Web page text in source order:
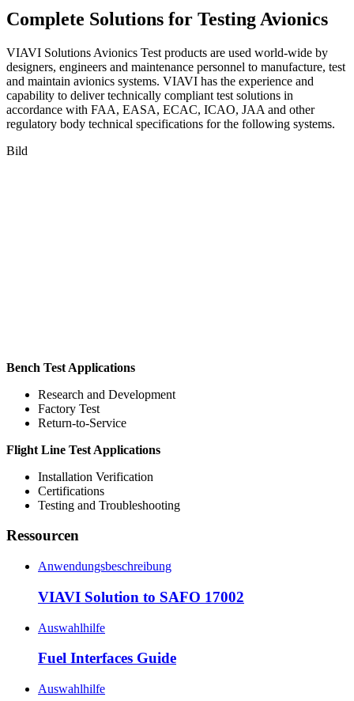
Complete Solutions for Testing Avionics
VIAVI Solutions Avionics Test products are used world-wide by
designers, engineers and maintenance personnel to manufacture, test
and maintain avionics systems. VIAVI has the experience and
capability to deliver technically compliant test solutions in
accordance with FAA, EASA, ECAC, ICAO, JAA and other
regulatory body technical specifications for the following systems.
Bild
Bench Test Applications
Research and Development
Factory Test
Return-to-Service
Flight Line Test Applications
Installation Verification
Certifications
Testing and Troubleshooting
Ressourcen
Anwendungsbeschreibung
VIAVI Solution to SAFO 17002
Auswahlhilfe
Fuel Interfaces Guide
Auswahlhilfe